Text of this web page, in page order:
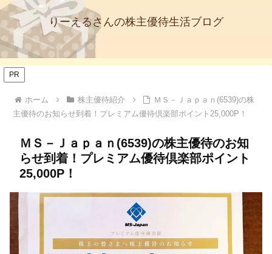
りーえるさんの株主優待生活ブログ
PR
ホーム 株主優待紹介
ＭＳ－Ｊａｐａｎ(6539)の株
主優待のお知らせ到着！プレミアム優待倶楽部ポイント25,000P！
ＭＳ－Ｊａｐａｎ(6539)の株主優待のお知
らせ到着！プレミアム優待倶楽部ポイント
25,000P！